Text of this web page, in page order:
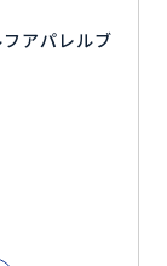
アパレルブ